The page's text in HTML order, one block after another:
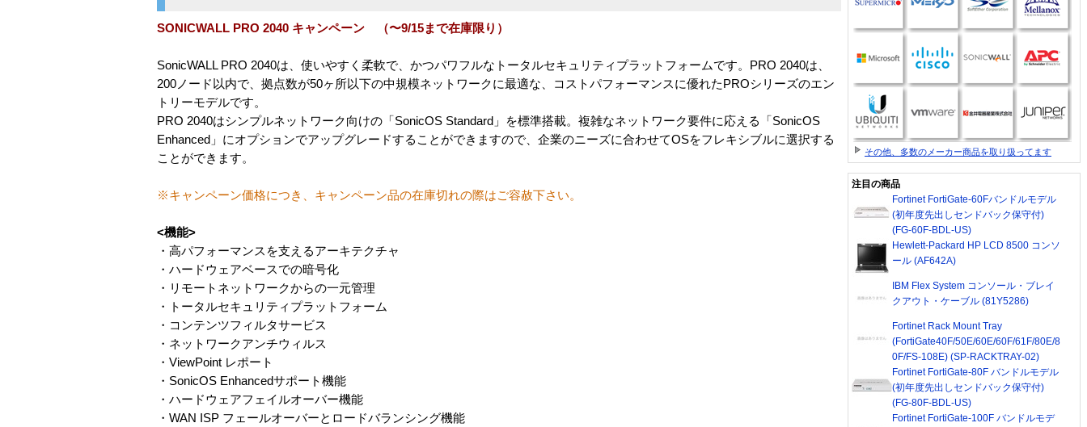
SONICWALL PRO 2040 キャンペーン （〜9/15まで在庫限り）
SonicWALL PRO 2040は、使いやすく柔軟で、かつパワフルなトータルセキュリティプラットフォームです。PRO 2040は、
200ノード以内で、拠点数が50ヶ所以下の中規模ネットワークに最適な、コストパフォーマンスに優れたPROシリーズのエン
トリーモデルです。
PRO 2040はシンプルネットワーク向けの「SonicOS Standard」を標準搭載。複雑なネットワーク要件に応える「SonicOS
Enhanced」にオプションでアップグレードすることができますので、企業のニーズに合わせてOSをフレキシブルに選択する
ことができます。
※キャンペーン価格につき、キャンペーン品の在庫切れの際はご容赦下さい。
<機能>
・高パフォーマンスを支えるアーキテクチャ
・ハードウェアベースでの暗号化
・リモートネットワークからの一元管理
・トータルセキュリティプラットフォーム
・コンテンツフィルタサービス
・ネットワークアンチウィルス
・ViewPoint レポート
・SonicOS Enhancedサポート機能
・ハードウェアフェイルオーバー機能
・WAN ISP フェールオーバーとロードバランシング機能
その他、多数のメーカー商品を取り扱ってます
注目の商品
Fortinet FortiGate-60Fバンドルモデル
(初年度先出しセンドバック保守付)
(FG-60F-BDL-US)
Hewlett-Packard HP LCD 8500 コンソ
ール (AF642A)
IBM Flex System コンソール・ブレイ
クアウト・ケーブル (81Y5286)
Fortinet Rack Mount Tray
(FortiGate40F/50E/60E/60F/61F/80E/8
0F/FS-108E) (SP-RACKTRAY-02)
Fortinet FortiGate-80F バンドルモデル
(初年度先出しセンドバック保守付)
(FG-80F-BDL-US)
Fortinet FortiGate-100F バンドルモデ